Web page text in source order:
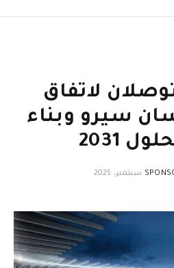
لاتفاق
سيرو وبناء
2031